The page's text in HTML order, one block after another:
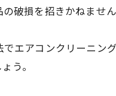
破損を招きかねません
エアコンクリーニン
う。